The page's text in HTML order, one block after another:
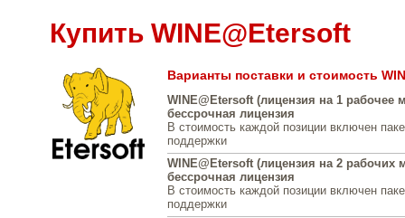
Купить WINE@Etersoft
Варианты поставки и стоимость
WINE@Etersoft (лицензия на 1 рабочее
бессрочная лицензия
В стоимость каждой позиции включен
поддержки
WINE@Etersoft (лицензия на 2 рабочих
бессрочная лицензия
В стоимость каждой позиции включен
поддержки